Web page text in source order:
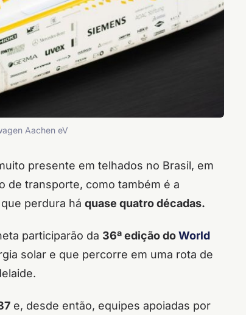
Aachen eV
presente em telhados no Brasil, em
de transporte, como também é a
perdura há quase quatro décadas.
participarão da 36ª edição doWorld
solar e que percorre em uma rota de
e, desde então, equipes apoiadas por